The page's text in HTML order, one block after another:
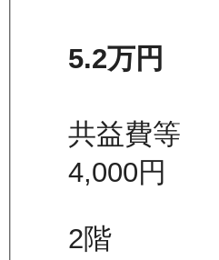
5.2万円
共益費等
4,000円
2階